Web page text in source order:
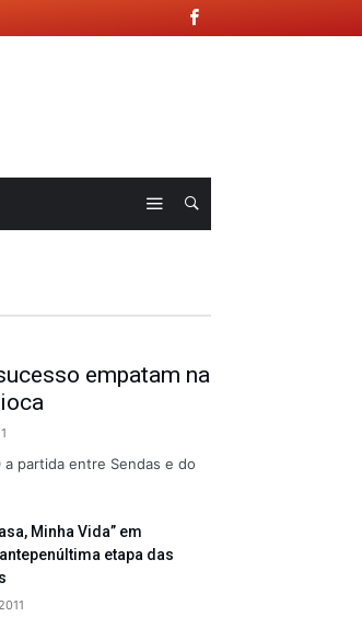
empatam na
partida entre Sendas e do
Minha Vida” em
etapa das